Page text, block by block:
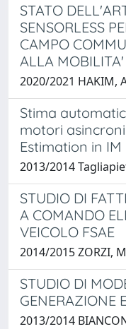
STATO
SENSORLESS
CAMPO
ALLA
2020/2021 HAKIM,
Stima
motori
Estimation in
2013/2014
STUDIO DI
A COMANDO
VEICOLO FSAE
2014/2015 ZORZI,
STUDIO DI
GENERAZIONE
2013/2014